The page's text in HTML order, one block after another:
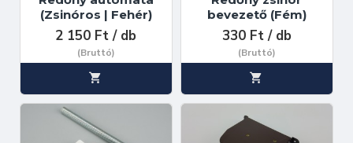
(Zsinóros | Fehér)
2 150 Ft / db
(Bruttó)
bevezető (Fém)
330 Ft / db
(Bruttó)